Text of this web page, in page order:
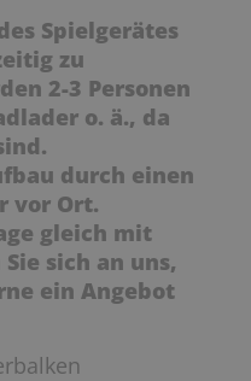
Spielgerätes
zu
2-3 Personen
o. ä., da
durch einen
vor Ort.
gleich mit
sich an uns,
ein Angebot